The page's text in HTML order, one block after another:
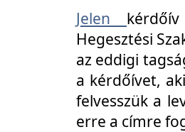
Jelen
Hegesztési
az eddigi
a kérdőívet,
felvesszük a
erre a címre